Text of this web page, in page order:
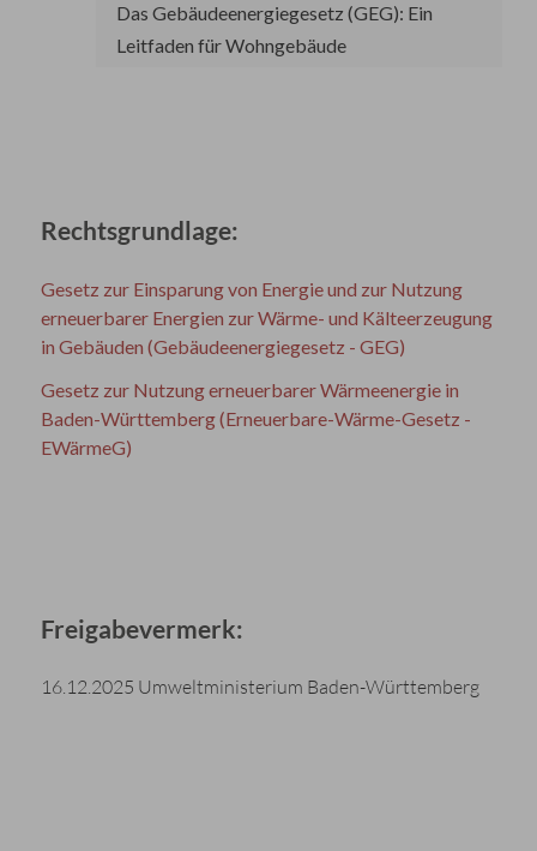
Das Gebäudeenergiegesetz (GEG): Ein
Leitfaden für Wohngebäude
Rechtsgrundlage:
Gesetz zur Einsparung von Energie und zur Nutzung
erneuerbarer Energien zur Wärme- und Kälteerzeugung
in Gebäuden (Gebäudeenergiegesetz - GEG)
Gesetz zur Nutzung erneuerbarer Wärmeenergie in
Baden-Württemberg (Erneuerbare-Wärme-Gesetz -
EWärmeG)
Freigabevermerk:
16.12.2025 Umweltministerium Baden-Württemberg